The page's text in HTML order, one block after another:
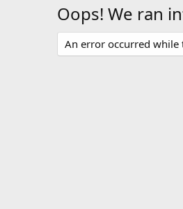
Oops! We ran
An error occurred while